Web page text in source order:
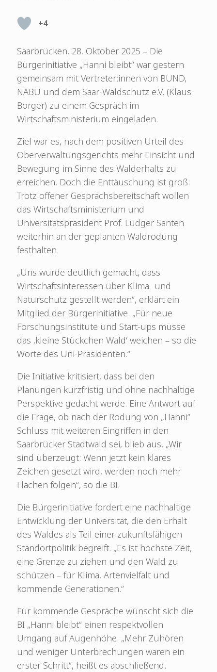
+4
Saarbrücken, 28. Oktober 2025 – Die
Bürgerinitiative „Hanni bleibt“ war gestern
gemeinsam mit Vertreter:innen von BUND,
NABU und dem Saar-Waldschutz e.V. (Klaus
Borger) zu einem Gespräch im
Wirtschaftsministerium eingeladen.
Ziel war es, nach dem positiven Urteil des
Oberverwaltungsgerichts mehr Einsicht und
Bewegung im Sinne des Walderhalts zu
erreichen. Doch die Enttäuschung ist groß:
Trotz offener Gesprächsbereitschaft wollen
das Wirtschaftsministerium und
Universitätspräsident Prof. Ludger Santen
weiterhin an der geplanten Waldrodung
festhalten.
„Uns wurde deutlich gemacht, dass
Wirtschaftsinteressen über Klima- und
Naturschutz gestellt werden“, erklärt ein
Mitglied der Bürgerinitiative. „Für neue
Forschungsinstitute und Start-ups müsse
das ‚kleine Stückchen Wald‘ weichen – so die
Worte des Uni-Präsidenten.“
Die Initiative kritisiert, dass bei den
Planungen kurzfristig und ohne nachhaltige
Perspektive gedacht werde. Eine Antwort auf
die Frage, ob nach der Rodung von „Hanni“
Schluss mit weiteren Eingriffen in den
Saarbrücker Stadtwald sei, blieb aus. „Wir
sind überzeugt: Wenn jetzt kein klares
Zeichen gesetzt wird, werden noch mehr
Flächen folgen“, so die BI.
Die Bürgerinitiative fordert eine nachhaltige
Entwicklung der Universität, die den Erhalt
des Waldes als Teil einer zukunftsfähigen
Standortpolitik begreift. „Es ist höchste Zeit,
eine Grenze zu ziehen und den Wald zu
schützen – für Klima, Artenvielfalt und
kommende Generationen.“
Für kommende Gespräche wünscht sich die
BI „Hanni bleibt“ einen respektvollen
Umgang auf Augenhöhe. „Mehr Zuhören
und weniger Unterbrechungen wären ein
erster Schritt“, heißt es abschließend.